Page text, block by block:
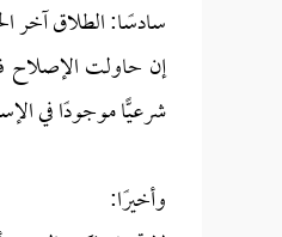
سادسًا: الطلاق آخر
إن حاولت الإصلاح
شرعيًّا موجودًا في
وأخيرًا: